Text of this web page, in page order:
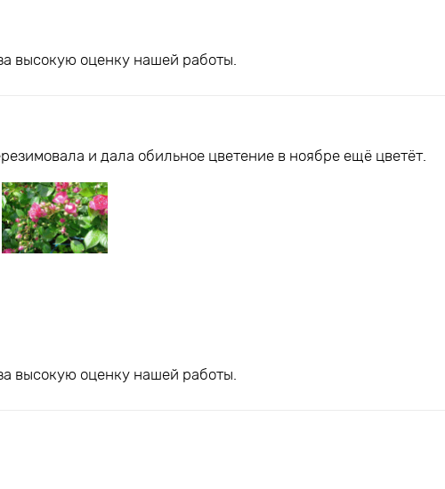
высокую оценку нашей работы.
и дала обильное цветение в ноябре ещё цветёт.
высокую оценку нашей работы.